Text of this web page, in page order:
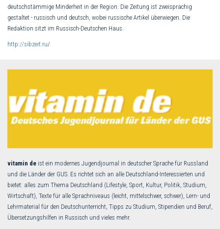
deutschstämmige Minderheit in der Region. Die Zeitung ist zweisprachig
gestaltet - russisch und deutsch, wobei russische Artikel überwiegen. Die
Redaktion sitzt im Russisch-Deutschen Haus.
http://sibzeit.ru/
vitamin de ist ein modernes Jugendjournal in deutscher Sprache für Russland
und die Länder der GUS. Es richtet sich an alle Deutschland-Interessierten und
bietet: alles zum Thema Deutschland (Lifestyle, Sport, Kultur, Politik, Studium,
Wirtschaft), Texte für alle Sprachniveaus (leicht, mittelschwer, schwer), Lern- und
Lehrmaterial für den Deutschunterricht, Tipps zu Studium, Stipendien und Beruf,
Übersetzungshilfen in Russisch und vieles mehr.